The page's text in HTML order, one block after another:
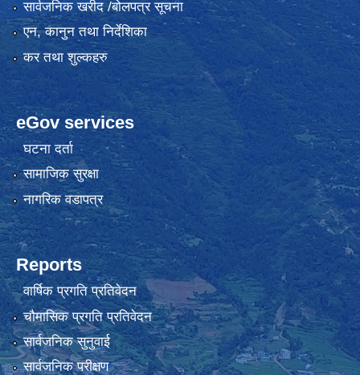
सार्वजनिक खरीद /बोलपत्र सूचना
एन, कानुन तथा निर्देशिका
कर तथा शुल्कहरु
eGov services
घटना दर्ता
सामाजिक सुरक्षा
नागरिक वडापत्र
Reports
वार्षिक प्रगति प्रतिवेदन
चौमासिक प्रगति प्रतिवेदन
सार्वजनिक सुनुवाई
सार्वजनिक परीक्षण